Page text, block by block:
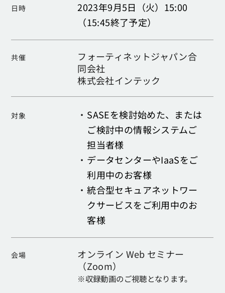
日時
2023年9月5日（火）15:00
（15:45終了予定）
共催
フォーティネットジャパン合
同会社
株式会社インテック
対象 ・ SASEを検討始めた、または
ご検討中の情報システムご
担当者様
・ データセンターやIaaSをご
利用中のお客様
・ 統合型セキュアネットワー
クサービスをご利用中のお
客様
会場
オンライン Web セミナー
（Zoom）
※収録動画のご視聴となります。